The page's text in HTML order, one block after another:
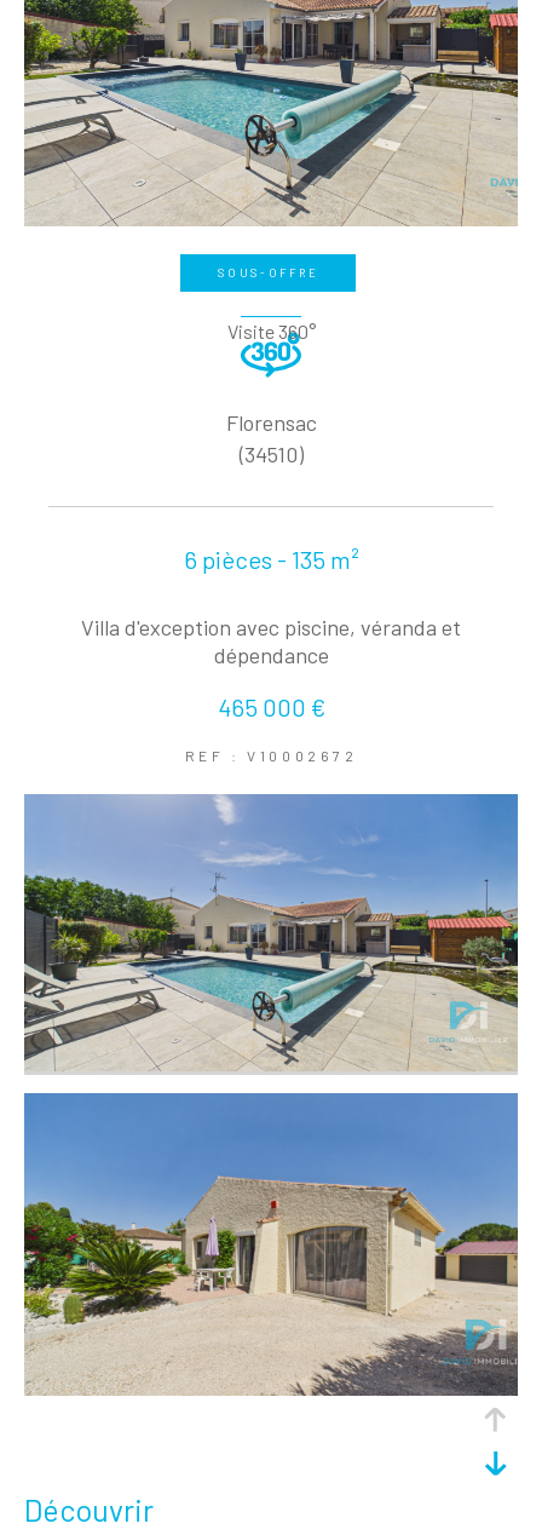
SOUS-OFFRE
Visite 360°
Florensac
(34510)
6 pièces - 135 m²
Villa d'exception avec piscine, véranda et
dépendance
465 000 €
REF : V10002672
découvrir